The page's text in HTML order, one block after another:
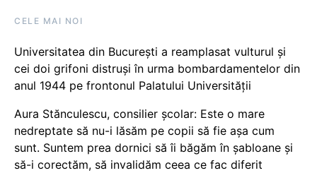
CELE MAI NOI
Universitatea din București a reamplasat vulturul și
cei doi grifoni distruși în urma bombardamentelor din
anul 1944 pe frontonul Palatului Universității
Aura Stănculescu, consilier școlar: Este o mare
nedreptate să nu-i lăsăm pe copii să fie așa cum
sunt. Suntem prea dornici să îi băgăm în șabloane și
să-i corectăm, să invalidăm ceea ce fac diferit